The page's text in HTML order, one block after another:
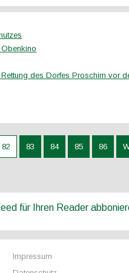
des Dorfes Proschim vor
82 83 84 85 86
für Ihren Reader
Impressum